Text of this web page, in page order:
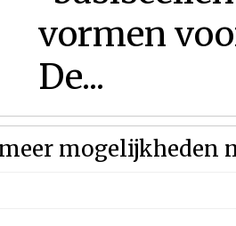
vormen
De...
mogelijkheden